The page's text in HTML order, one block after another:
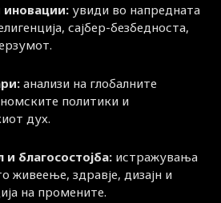
иновации: увиди во напредната
сајбер-безбедноста,
анализи на глобалните
политики и
дух.
благосостојба: истражувања
живеење, здравје, дизајн и
на промените.